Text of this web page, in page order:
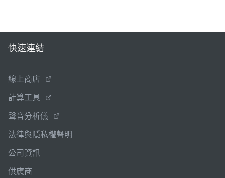
快速連結
線上商店
計算工具
聲音分析儀
法律與隱私權聲明
公司資訊
供應商